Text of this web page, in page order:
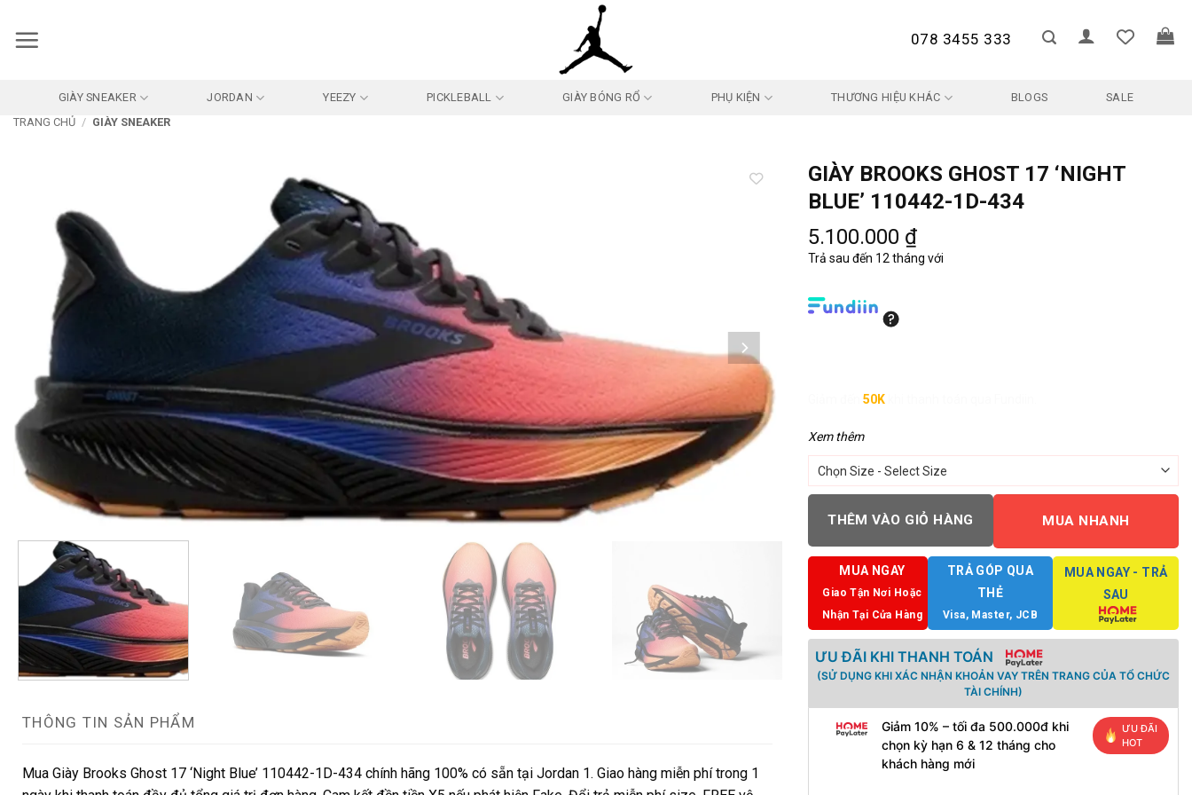
qua
078 3455 333
GIÀY SNEAKER JORDAN YEEZY PICKLEBALL GIÀY BÓNG RỔ PHỤ KIỆN THƯƠNG HIỆU KHÁC BLOGS
SALE
TRANG CHỦ / GIÀY SNEAKER
THÔNG TIN SẢN PHẨM
Mua Giày Brooks Ghost 17 ‘Night Blue’ 110442-1D-434 chính hãng 100% có sẵn tại Jordan 1. Giao hàng miễn phí trong 1
GIÀY BROOKS GHOST 17 ‘NIGHT
BLUE’ 110442-1D-434
5.100.000 ₫
Trả sau đến 12 tháng với
50K
Xem thêm
THÊM VÀO GIỎ HÀNG MUA NHANH
MUA NGAY
Giao Tận Nơi Hoặc
Nhận Tại Cửa Hàng
TRẢ GÓP QUA
THẺ
Visa, Master, JCB
MUA NGAY - TRẢ
SAU
ƯU ĐÃI KHI THANH TOÁN
(SỬ DỤNG KHI XÁC NHẬN KHOẢN VAY TRÊN TRANG CỦA TỔ CHỨC
TÀI CHÍNH)
Giảm 10% – tối đa 500.000đ khi
chọn kỳ hạn 6 & 12 tháng cho
khách hàng mới
ƯU ĐÃI
HOT